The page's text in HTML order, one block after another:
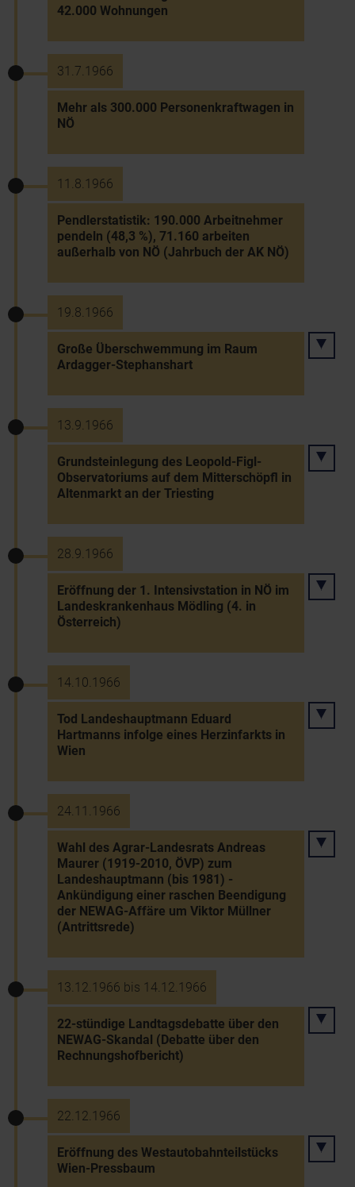
42.000 Wohnungen
31.7.1966
Mehr als 300.000 Personenkraftwagen in
NÖ
11.8.1966
Pendlerstatistik: 190.000 Arbeitnehmer
pendeln (48,3 %), 71.160 arbeiten
außerhalb von NÖ (Jahrbuch der AK NÖ)
19.8.1966
Große Überschwemmung im Raum
Ardagger-Stephanshart
13.9.1966
Grundsteinlegung des Leopold-Figl-
Observatoriums auf dem Mitterschöpfl in
Altenmarkt an der Triesting
28.9.1966
Eröffnung der 1. Intensivstation in NÖ im
Landeskrankenhaus Mödling (4. in
Österreich)
14.10.1966
Tod Landeshauptmann Eduard
Hartmanns infolge eines Herzinfarkts in
Wien
24.11.1966
Wahl des Agrar-Landesrats Andreas
Maurer (1919-2010, ÖVP) zum
Landeshauptmann (bis 1981) -
Ankündigung einer raschen Beendigung
der NEWAG-Affäre um Viktor Müllner
(Antrittsrede)
13.12.1966 bis 14.12.1966
22-stündige Landtagsdebatte über den
NEWAG-Skandal (Debatte über den
Rechnungshofbericht)
22.12.1966
Eröffnung des Westautobahnteilstücks
Wien-Pressbaum